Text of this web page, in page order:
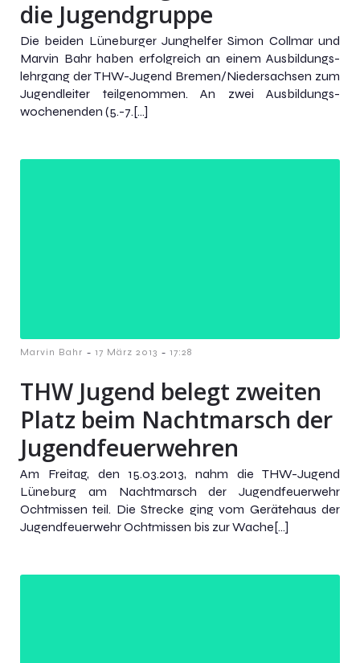
die Jugendgruppe
Die beiden Lüneburger Junghelfer Simon Collmar und
Marvin Bahr haben erfolgreich an einem Ausbildungs-
lehrgang der THW-Jugend Bremen/Niedersachsen zum
Jugendleiter teilgenommen. An zwei Ausbildungs-
wochenenden (5.-7.[…]
Marvin Bahr - 17 März 2013 - 17:28
THW Jugend belegt zweiten
Platz beim Nachtmarsch der
Jugendfeuerwehren
Am Freitag, den 15.03.2013, nahm die THW-Jugend
Lüneburg am Nachtmarsch der Jugendfeuerwehr
Ochtmissen teil. Die Strecke ging vom Gerätehaus der
Jugendfeuerwehr Ochtmissen bis zur Wache[…]